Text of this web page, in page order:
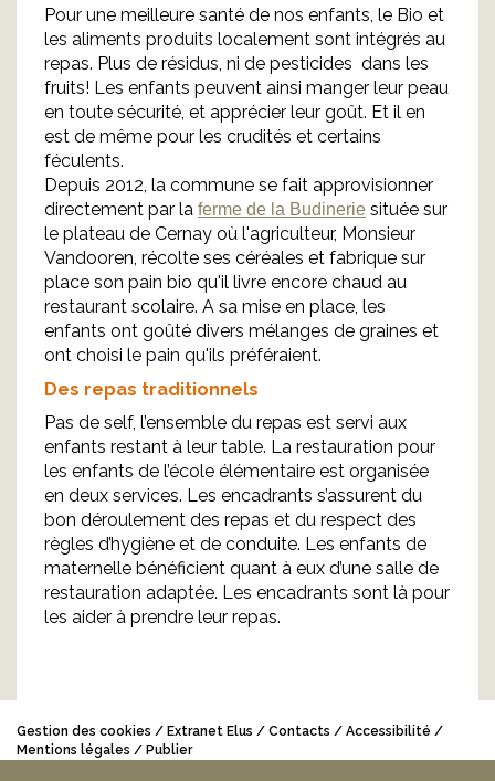
Pour une meilleure santé de nos enfants, le Bio et
les aliments produits localement sont intégrés au
repas. Plus de résidus, ni de pesticides dans les
fruits! Les enfants peuvent ainsi manger leur peau
en toute sécurité, et apprécier leur goût. Et il en
est de même pour les crudités et certains
féculents.
Depuis 2012, la commune se fait approvisionner
directement par la ferme de la Budinerie située sur
le plateau de Cernay où l'agriculteur, Monsieur
Vandooren, récolte ses céréales et fabrique sur
place son pain bio qu'il livre encore chaud au
restaurant scolaire. A sa mise en place, les
enfants ont goûté divers mélanges de graines et
ont choisi le pain qu'ils préféraient.
Des repas traditionnels
Pas de self, l’ensemble du repas est servi aux
enfants restant à leur table. La restauration pour
les enfants de l’école élémentaire est organisée
en deux services. Les encadrants s’assurent du
bon déroulement des repas et du respect des
règles d’hygiène et de conduite. Les enfants de
maternelle bénéficient quant à eux d’une salle de
restauration adaptée. Les encadrants sont là pour
les aider à prendre leur repas.
Gestion des cookies Extranet Elus Contacts
Accessibilité
Mentions légales
Publier